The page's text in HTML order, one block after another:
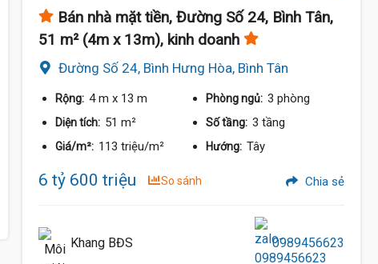
Bán nhà mặt tiền, Đường Số 24, Bình Tân,
51 m² (4m x 13m), kinh doanh
Đường Số 24, Bình Hưng Hòa, Bình Tân
Rộng: 4 m x 13 m Phòng ngủ: 3 phòng
Diện tích: 51 m² Số tầng: 3 tầng
Giá/m²: 113 triệu/m² Hướng: Tây
6 tỷ 600 triệu So sánh Chia sẻ
Khang BĐS 0989456623